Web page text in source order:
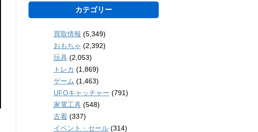
カテゴリー
買取情報 (5,349)
おもちゃ (2,392)
玩具(2,053)
トレカ (1,869)
ゲーム (1,463)
UFOキャッチャー (791)
家電工具(548)
古着(337)
イベント・セール(314)